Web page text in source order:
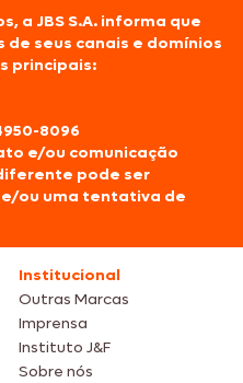
a JBS S.A. informa que
seus canais e domínios
principais:
8096
e/ou comunicação
pode ser
ou uma tentativa de
Institucional
Outras Marcas
Imprensa
Instituto J&F
Sobre nós